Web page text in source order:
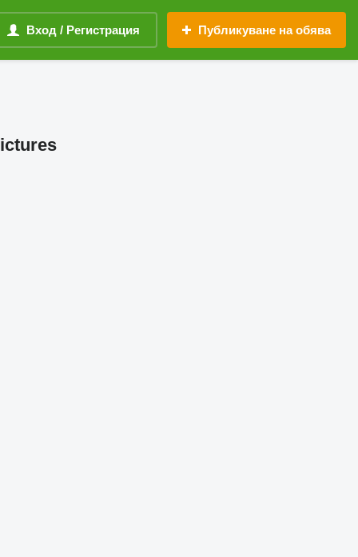
Вход / Регистрация Публикуване на обява